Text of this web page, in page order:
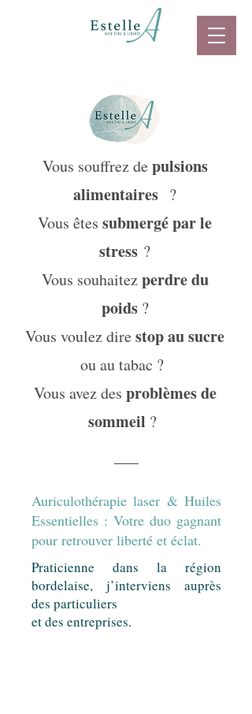
Vous souffrez depulsions
alimentaires ?
Vous êtes submergé par le
stress ?
Vous souhaitezperdre du
poids ?
Vous voulez direstop au sucre
ou au tabac ?
Vous avez des problèmes de
sommeil ?
Auriculothérapie laser & Huiles
Essentielles : Votre duo gagnant
pour retrouver liberté et éclat.
Praticienne dans la région
bordelaise, j’interviens auprès
des particuliers
et des entreprises.